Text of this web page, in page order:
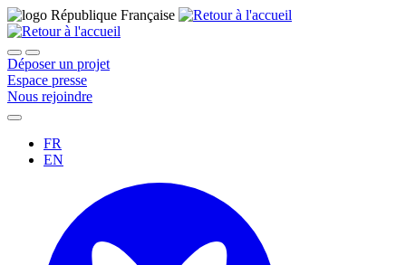
Déposer un projet
Espace presse
Nous rejoindre
FR
EN